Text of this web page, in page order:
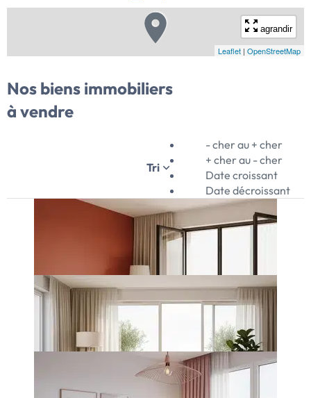
agrandir
Leaflet | OpenStreetMap
Nos biens immobiliers
à vendre
Tri
- cher au + cher
+ cher au - cher
Date croissant
Date décroissant